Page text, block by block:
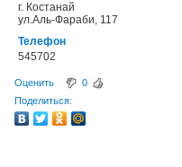
г. Костанай
ул.Аль-Фараби, 117
Телефон
545702
Оценить
0
Поделиться: